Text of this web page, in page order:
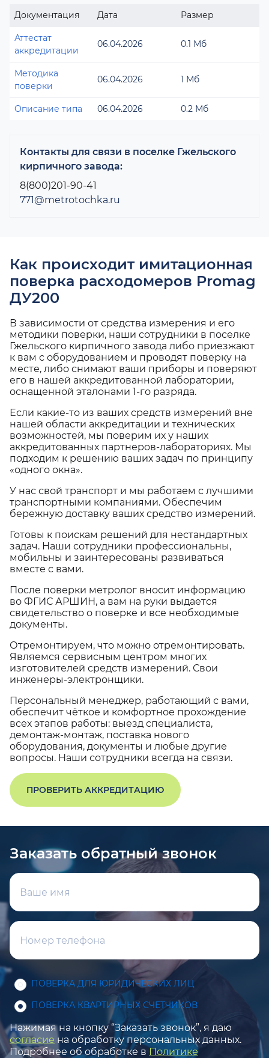
Документация Дата Размер
Аттестат
аккредитации
06.04.2026 0.1 Мб
Методика
поверки
06.04.2026 1 Мб
Описание типа 06.04.2026 0.2 Мб
Контакты для связи в поселке Гжельского
кирпичного завода:
8(800)201-90-41
771@metrotochka.ru
Как происходит имитационная
поверка расходомеров Promag
ДУ200
В зависимости от средства измерения и его
методики поверки, наши сотрудники в поселке
Гжельского кирпичного завода либо приезжают
к вам с оборудованием и проводят поверку на
месте, либо снимают ваши приборы и поверяют
его в нашей аккредитованной лаборатории,
оснащенной эталонами 1-го разряда.
Если какие-то из ваших средств измерений вне
нашей области аккредитации и технических
возможностей, мы поверим их у наших
аккредитованных партнеров-лабораториях. Мы
подходим к решению ваших задач по принципу
«одного окна».
У нас свой транспорт и мы работаем с лучшими
транспортными компаниями. Обеспечим
бережную доставку ваших средство измерений.
Готовы к поискам решений для нестандартных
задач. Наши сотрудники профессиональны,
мобильны и заинтересованы развиваться
вместе с вами.
После поверки метролог вносит информацию
во ФГИС АРШИН, а вам на руки выдается
свидетельство о поверке и все необходимые
документы.
Отремонтируем, что можно отремонтировать.
Являемся сервисным центром многих
изготовителей средств измерений. Свои
инженеры-электронщики.
Персональный менеджер, работающий с вами,
обеспечит чёткое и комфортное прохождение
всех этапов работы: выезд специалиста,
демонтаж-монтаж, поставка нового
оборудования, документы и любые другие
вопросы. Наши сотрудники всегда на связи.
ПРОВЕРИТЬ АККРЕДИТАЦИЮ
Заказать обратный звонок
ПОВЕРКА ДЛЯ ЮРИДИЧЕСКИХ ЛИЦ
ПОВЕРКА КВАРТИРНЫХ СЧЕТЧИКОВ
Нажимая на кнопку “Заказать звонок”, я даю
согласие на обработку персональных данных.
Подробнее об обработке в Политике